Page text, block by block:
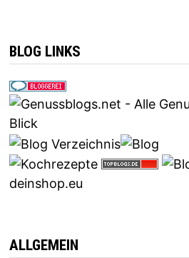
BLOG LINKS
deinshop.eu
ALLGEMEIN